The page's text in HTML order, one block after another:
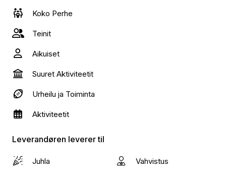
meter.
Koko Perhe
Teinit
Aikuiset
Suuret Aktiviteetit
Urheilu ja Toiminta
Aktiviteetit
Leverandøren leverer til
Juhla Vahvistus